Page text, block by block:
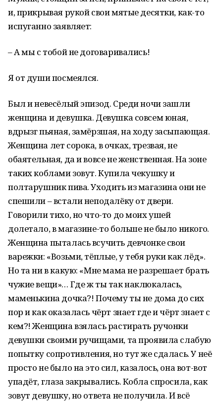
и, прикрывая рукой свои мятые десятки, как-то
испуганно заявляет:
– А мы с тобой не договаривались!
Я от души посмеялся.
Был и невесёлый эпизод. Среди ночи зашли
женщина и девушка. Девушка совсем юная,
вдрызг пьяная, замёрзшая, на ходу засыпающая.
Женщина лет сорока, в очках, трезвая, не
обаятельная, да и вовсе не женственная. На зоне
таких коблами зовут. Купила чекушку и
полтарушник пива. Уходить из магазина они не
спешили – встали неподалёку от двери.
Говорили тихо, но что-то до моих ушей
долетало, в магазине-то больше не было никого.
Женщина пыталась всучить девчонке свои
варежки: «Возьми, тёплые, у тебя руки как лёд».
Но та ни в какую: «Мне мама не разрешает брать
чужие вещи»… Где ж ты так наклюкалась,
маменькина дочка?! Почему ты не дома до сих
пор и как оказалась чёрт знает где и чёрт знает с
кем?! Женщина взялась растирать ручонки
девушки своими ручищами, та проявила слабую
попытку сопротивления, но тут же сдалась. У неё
просто не было на это сил, казалось, она вот-вот
упадёт, глаза закрывались. Кобла спросила, как
зовут девушку, но ответа не получила. И всё